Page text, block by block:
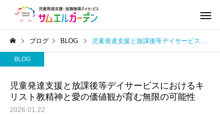
ブログ BLOG 児童発達支援と放課後等デイサービスにおけるキリスト教精神と愛の価値観が育む無限の可能性
BLOG
児童発達支援と放課後等デイサービスにおけるキ
リスト教精神と愛の価値観が育む無限の可能性
2026.01.22